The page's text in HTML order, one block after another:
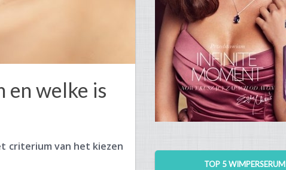
en welke is
criterium van het kiezen
TOP 5 WIMPERSERUM